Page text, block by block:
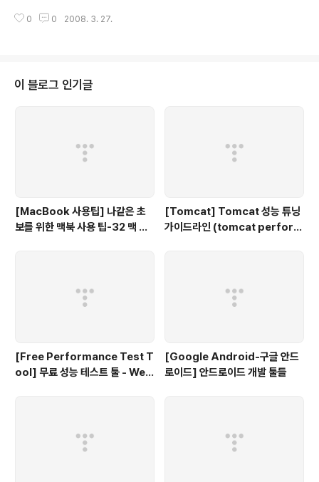
도록 작성되었으며, 설치시 14일간 기능의 제한이 없는 임
hell을 수행했다. 정상적으로 nmshell을 수행했다면, nm
shell 창에서 해당 WAS나 어플리케이션을 시작하는 스크
0 0 2008. 3. 27.
이 블로그 인기글
[MacBook 사용팁] 나같은 초
보를 위한 맥북 사용 팁-32 맥 사
[Tomcat] Tomcat 성능 튜닝
가이드라인 (tomcat perform
[Free Performance Test T
ool] 무료 성능 테스트 툴 - Web
[Google Android-구글 안드
로이드] 안드로이드 개발 툴들